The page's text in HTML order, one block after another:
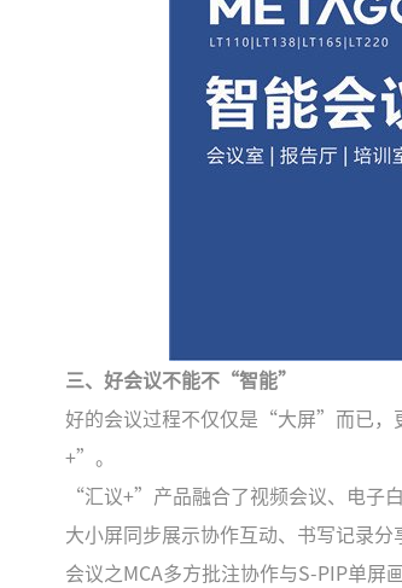
三、好会议不能不“智能”
好的会议过程不仅仅是“大屏”而已，
+”。
“汇议+”产品融合了视频会议、电子
大小屏同步展示协作互动、书写记录
会议之MCA多方批注协作与S-PIP单